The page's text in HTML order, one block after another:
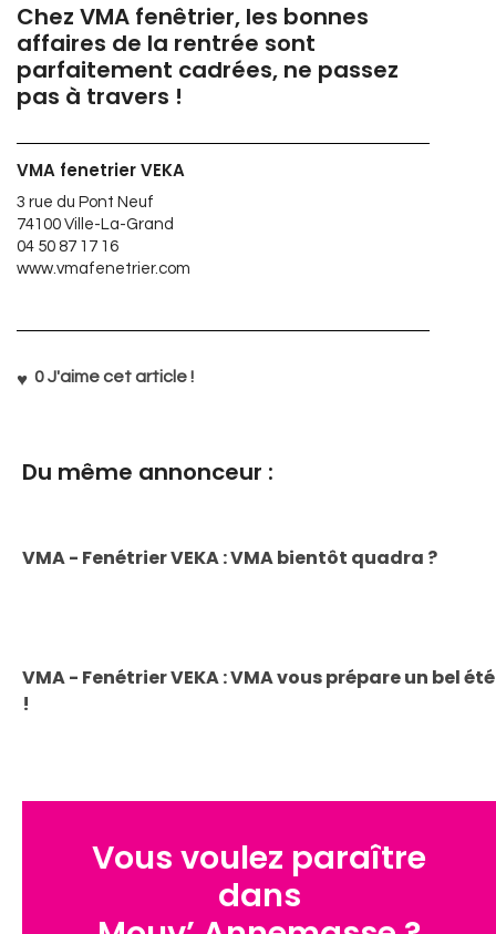
Chez VMA fenêtrier, les bonnes
affaires de la rentrée sont
parfaitement cadrées, ne passez
pas à travers !
VMA fenetrier VEKA
3 rue du Pont Neuf
74100 Ville-La-Grand
04 50 87 17 16
www.vmafenetrier.com
0J'aime cet article !
Du même annonceur :
VMA - Fenétrier VEKA : VMA bientôt quadra ?
VMA - Fenétrier VEKA : VMA vous prépare un bel été
!
Vous voulez paraître
dans